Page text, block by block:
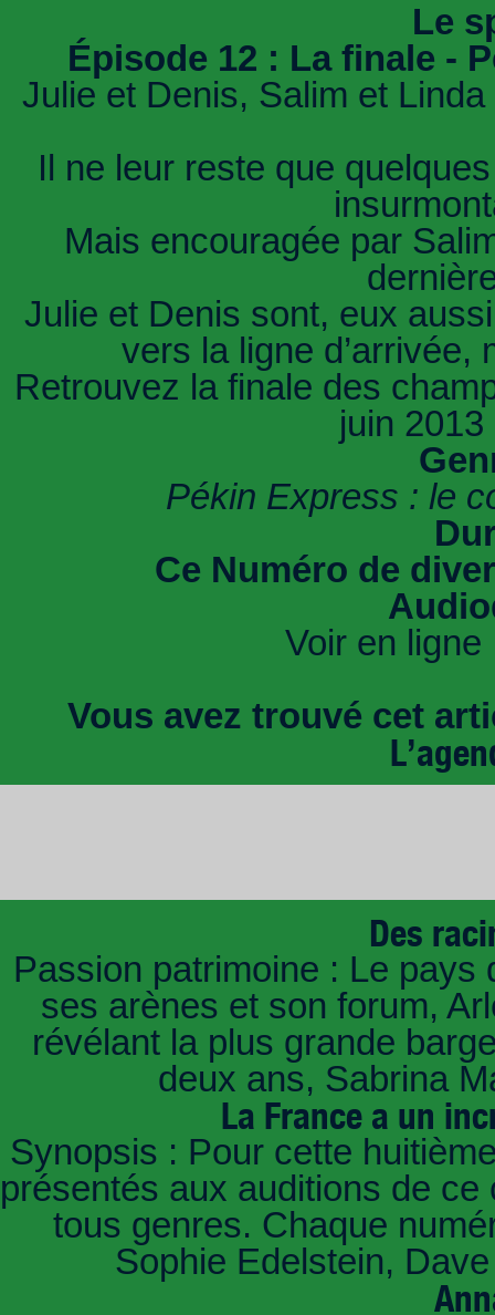
Le
Épisode 12 : La finale -
Julie et Denis, Salim et
Il ne leur reste que
Mais encouragée par
Julie et Denis sont, eux
vers la ligne d’arrivée,
Retrouvez la finale des
juin
Pékin Express : le
Ce Numéro de
Voir en
Vous avez trouvé cet
Des
Passion patrimoine : Le pays
ses arènes et son forum,
révélant la plus grande
deux ans, Sabrina
La France a un
Synopsis : Pour cette
présentés aux auditions de
tous genres. Chaque
Sophie Edelstein,